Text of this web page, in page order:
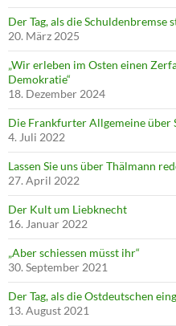
Der Tag, als die Schuldenbremse
20. März 2025
„Wir erleben im Osten einen
Demokratie“
18. Dezember 2024
Die Frankfurter Allgemeine über
4. Juli 2022
Lassen Sie uns über Thälmann
27. April 2022
Der Kult um Liebknecht
16. Januar 2022
„Aber schiessen müsst ihr“
30. September 2021
Der Tag, als die Ostdeutschen
13. August 2021